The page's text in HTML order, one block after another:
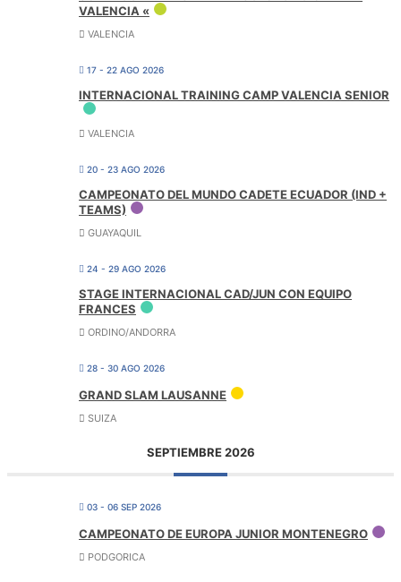
VALENCIA «
VALENCIA
17 - 22 AGO 2026
INTERNACIONAL TRAINING CAMP VALENCIA SENIOR
VALENCIA
20 - 23 AGO 2026
CAMPEONATO DEL MUNDO CADETE ECUADOR (IND +
TEAMS)
GUAYAQUIL
24 - 29 AGO 2026
STAGE INTERNACIONAL CAD/JUN CON EQUIPO
FRANCES
ORDINO/ANDORRA
28 - 30 AGO 2026
GRAND SLAM LAUSANNE
SUIZA
SEPTIEMBRE 2026
03 - 06 SEP 2026
CAMPEONATO DE EUROPA JUNIOR MONTENEGRO
PODGORICA